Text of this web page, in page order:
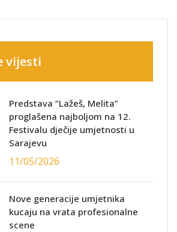
vijesti
Predstava “Lažeš, Melita”
proglašena najboljom na 12.
Festivalu dječije umjetnosti u
Sarajevu
11/05/2026
Nove generacije umjetnika
kucaju na vrata profesionalne
scene